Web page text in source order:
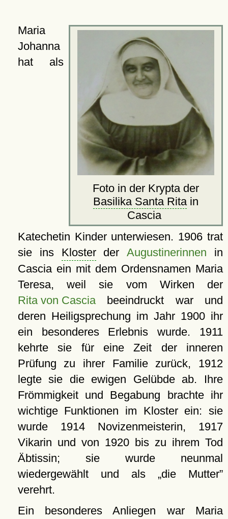
Foto in der Krypta der
Basilika Santa Rita in
Cascia
Maria
Johanna
hat als
Katechetin Kinder unterwiesen. 1906 trat
sie ins KlosterderAugustinerinnen in
Cascia ein mit dem Ordensnamen Maria
Teresa, weil sie vom Wirken der
Rita von Casciabeeindruckt war und
deren Heiligsprechung im Jahr 1900 ihr
ein besonderes Erlebnis wurde. 1911
kehrte sie für eine Zeit der inneren
Prüfung zu ihrer Familie zurück, 1912
legte sie die ewigen Gelübde ab. Ihre
Frömmigkeit und Begabung brachte ihr
wichtige Funktionen im Kloster ein: sie
wurde 1914 Novizenmeisterin, 1917
Vikarin und von 1920 bis zu ihrem Tod
Äbtissin; sie wurde neunmal
wiedergewählt und als
die Mutter
verehrt.
Ein besonderes Anliegen war Maria